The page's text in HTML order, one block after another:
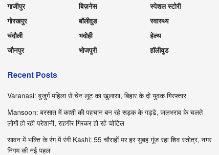
गाजीपुर
गोरखपुर
चंदौली
जौनपुर
बिज़नेस
बॉलीवुड
भदोही
भोजपुरी
स्पेशल स्टोरी
स्वास्थ्य
हेल्थ
हॉलीवुड
Recent Posts
Varanasi: बुजुर्ग महिला से चेन लूट का खुलासा, बिहार के दो युवक गिरफ्तार
Mansoon: बरसात में काशी की पहचान बन रहे सड़क के गड्ढे, जलभराव के चलते
लोगों हो रही परेशानी, राहगीर गिरकर हो रहे चोटिल
सावन में भक्ति के रंग में रंगी Kashi: 55 चौराहों पर हर सुबह गूंज रहा शिव स्तोत्र, नगर
निगम की नई पहल